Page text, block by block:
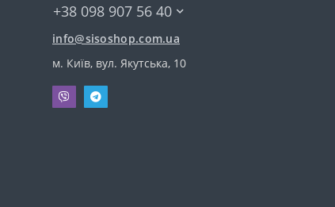
+38 098 907 56 40
info@sisoshop.com.ua
м. Київ, вул. Якутська, 10